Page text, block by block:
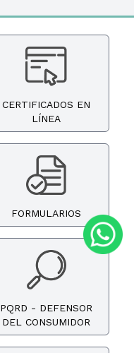
CERTIFICADOS EN
LÍNEA
FORMULARIOS
PQRD - DEFENSOR
DEL CONSUMIDOR